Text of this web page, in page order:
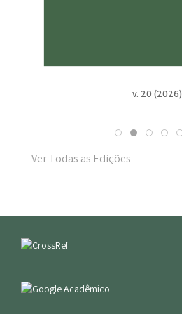
v. 20 (2026)
Ver Todas as Edições